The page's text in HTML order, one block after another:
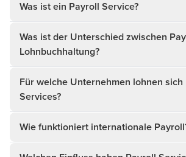
Was ist ein Payroll Service?
Was ist der Unterschied zwischen
Lohnbuchhaltung?
Für welche Unternehmen lohnen sich
Services?
Wie funktioniert internationale